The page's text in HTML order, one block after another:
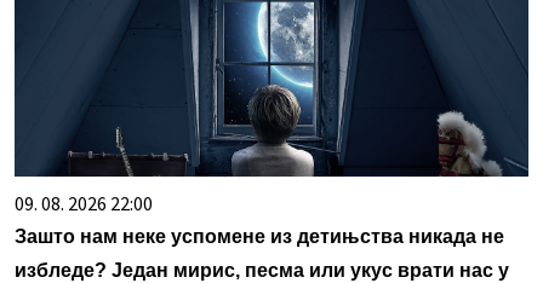
09. 08. 2026 22:00
Зашто нам неке успомене из детињства никада не
избледе? Један мирис, песма или укус врати нас у